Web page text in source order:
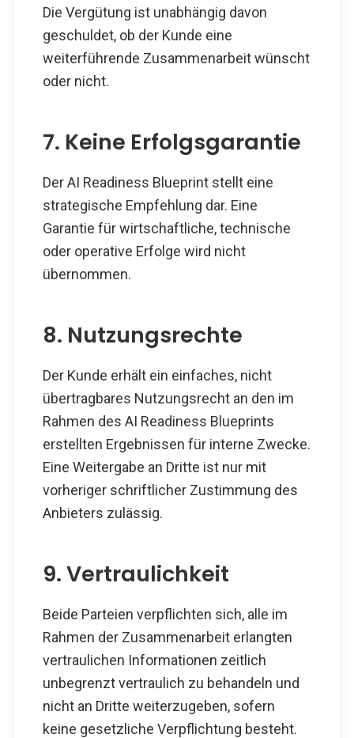
Die Vergütung ist unabhängig davon
geschuldet, ob der Kunde eine
weiterführende Zusammenarbeit wünscht
oder nicht.
7. Keine Erfolgsgarantie
Der AI Readiness Blueprint stellt eine
strategische Empfehlung dar. Eine
Garantie für wirtschaftliche, technische
oder operative Erfolge wird nicht
übernommen.
8. Nutzungsrechte
Der Kunde erhält ein einfaches, nicht
übertragbares Nutzungsrecht an den im
Rahmen des AI Readiness Blueprints
erstellten Ergebnissen für interne Zwecke.
Eine Weitergabe an Dritte ist nur mit
vorheriger schriftlicher Zustimmung des
Anbieters zulässig.
9. Vertraulichkeit
Beide Parteien verpflichten sich, alle im
Rahmen der Zusammenarbeit erlangten
vertraulichen Informationen zeitlich
unbegrenzt vertraulich zu behandeln und
nicht an Dritte weiterzugeben, sofern
keine gesetzliche Verpflichtung besteht.